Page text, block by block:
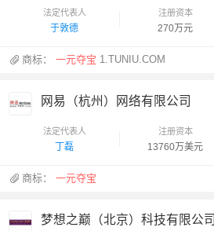
法定代表人
于敦德
注册资本
270万元
商标：一元夺宝 1.TUNIU.COM
网易（杭州）网络有限公司
法定代表人
丁磊
注册资本
13760万美元
商标：一元夺宝
梦想之巅（北京）科技有限公司